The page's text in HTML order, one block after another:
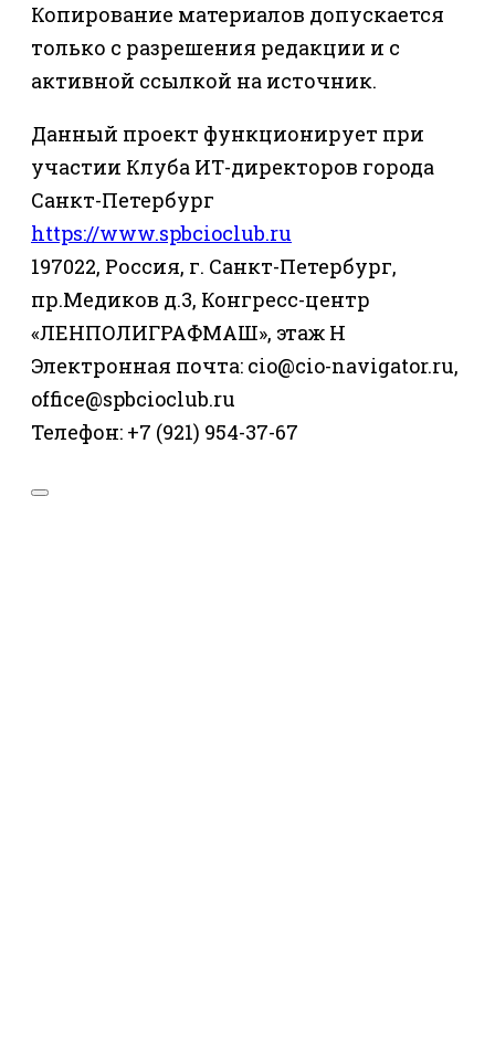
Копирование материалов допускается
только с разрешения редакции и с
активной ссылкой на источник.
Данный проект функционирует при
участии Клуба ИТ-директоров города
Санкт-Петербург
https://www.spbcioclub.ru
197022, Россия, г. Санкт-Петербург,
пр.Медиков д.3, Конгресс-центр
«ЛЕНПОЛИГРАФМАШ», этаж Н
Электронная почта: cio@cio-navigator.ru,
office@spbcioclub.ru
Телефон: +7 (921) 954-37-67